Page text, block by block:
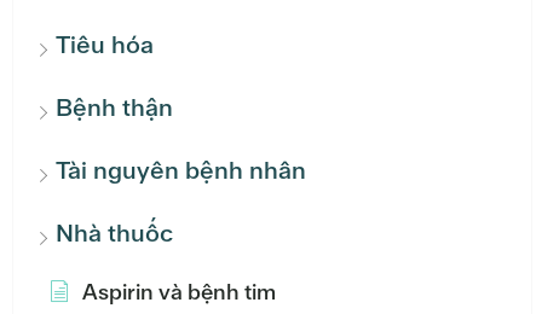
Tiêu hóa
Bệnh thận
Tài nguyên bệnh nhân
Nhà thuốc
Aspirin và bệnh tim